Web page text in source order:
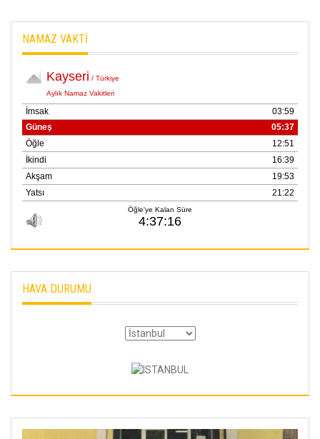
NAMAZ VAKTİ
HAVA DURUMU